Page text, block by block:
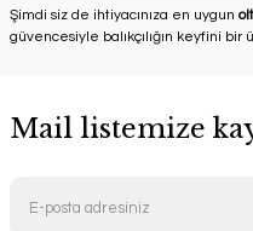
Şimdi siz de ihtiyacınıza en uygun
güvencesiyle balıkçılığın keyfini bir
Mail listemize